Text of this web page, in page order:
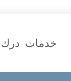
خدمات